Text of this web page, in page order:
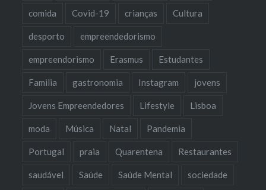
comida Covid-19 crianças Cultura
desporto empreendedorismo
empreendorismo Erasmus Estudantes
Familia gastronomia Instagram jovens
Jovens Empreendedores Lifestyle Lisboa
moda Música Natal Pandemia
Portugal praia Quarentena Restaurantes
saudável Saúde Saúde Mental sociedade